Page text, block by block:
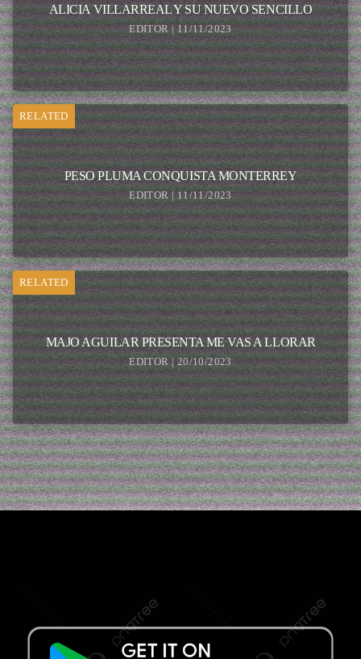
ALICIA VILLARREAL Y SU NUEVO SENCILLO
EDITOR | 11/11/2023
RELATED
PESO PLUMA CONQUISTA MONTERREY
EDITOR | 11/11/2023
RELATED
MAJO AGUILAR PRESENTA ME VAS A LLORAR
EDITOR | 20/10/2023